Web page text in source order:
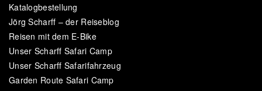
Katalogbestellung
Jörg Scharff – der Reiseblog
Reisen mit dem E-Bike
Unser Scharff Safari Camp
Unser Scharff Safarifahrzeug
Garden Route Safari Camp